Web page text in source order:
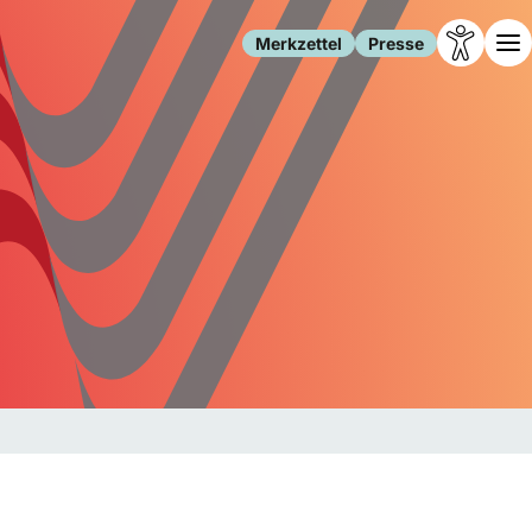
Merkzettel Presse
Leben
Familie
Freizeit
Gesundheit
Internet
Gesellschaft
Forschung
Migration
Polizei